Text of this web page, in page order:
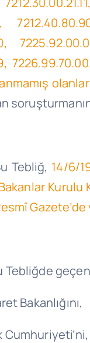
Tebliğ, 14/6/
Tebliğde
Bakanlığını,
Cumhuriyeti’ni,